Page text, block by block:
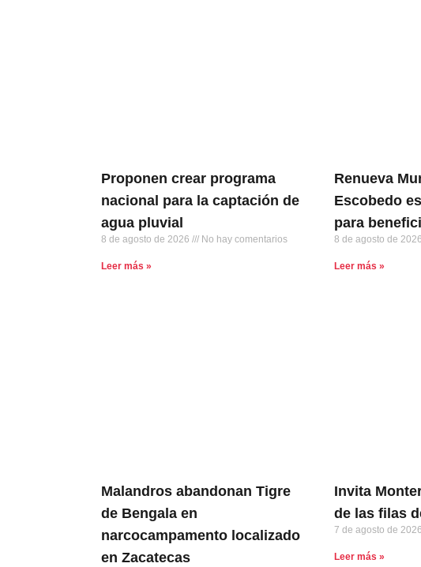
Proponen crear programa
nacional para la captación de
agua pluvial
8 de agosto de 2026 No hay comentarios
Leer más »
Renueva
Escobedo
para
8 de agosto de
Leer más »
Malandros abandonan Tigre
de Bengala en
narcocampamento localizado
en Zacatecas
Invita
de las filas
7 de agosto de
Leer más »